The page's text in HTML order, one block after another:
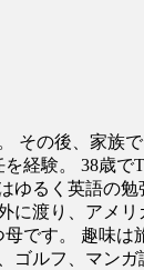
その後、家族
経験。 38歳で
ゆるく英語の
に渡り、アメ
です。 趣味は
ゴルフ、マン